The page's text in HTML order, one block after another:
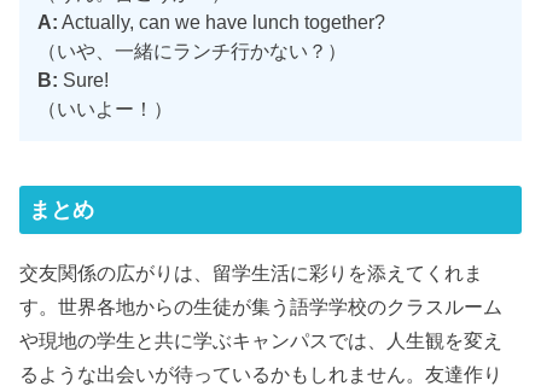
A: Actually, can we have lunch together?
（いや、一緒にランチ行かない？）
B: Sure!
（いいよー！）
まとめ
交友関係の広がりは、留学生活に彩りを添えてくれま
す。世界各地からの生徒が集う語学学校のクラスルーム
や現地の学生と共に学ぶキャンパスでは、人生観を変え
るような出会いが待っているかもしれません。友達作り